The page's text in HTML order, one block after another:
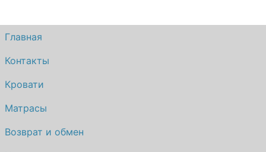
Главная
Контакты
Кровати
Матрасы
Возврат и обмен